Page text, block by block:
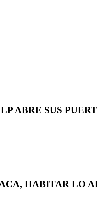
ABRE SUS
HABITAR LO